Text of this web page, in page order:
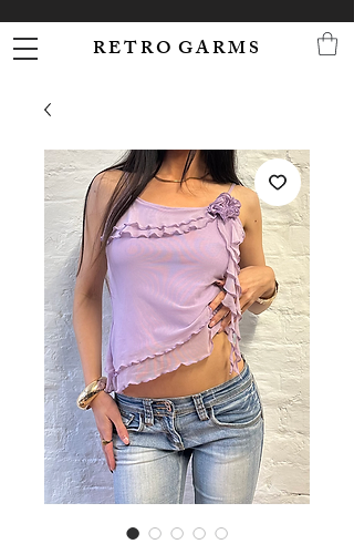
R E T R O G A R M S